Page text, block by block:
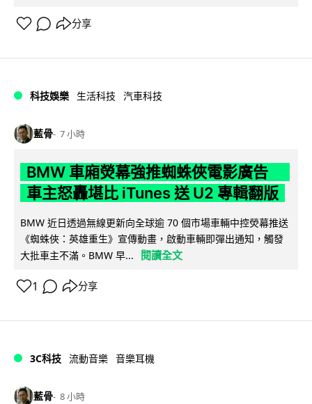
分享
科技娛樂 生活科技 汽車科技
藍骨 7 小時
BMW 車廂熒幕強推蜘蛛俠電影廣告
車主怒轟堪比 iTunes 送 U2 專輯翻版
BMW 近日透過無線更新向全球逾 70 個市場車輛中控熒幕推送
《蜘蛛俠：英雄重生》宣傳動畫，啟動車輛即彈出通知，觸發
大批車主不滿。BMW 早...
閱讀全文
1 分享
3C科技 流動音樂 音樂耳機
藍骨 8 小時